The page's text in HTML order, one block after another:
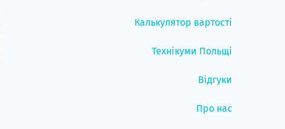
Калькулятор вартості
Технікуми Польщі
Відгуки
Про нас